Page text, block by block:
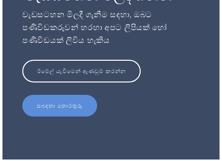
වැඩසටහන මිලදී ගැනීම සඳහා, ඔබට
පණිවිඩකරුවන් හරහා අපට ලිපියක් හෝ
පණිවිඩයක් ලිවිය හැකිය
ඊමේල් යැවීමෙන් ඇණවුම් කරන්න
සබඳතා තොරතුරු